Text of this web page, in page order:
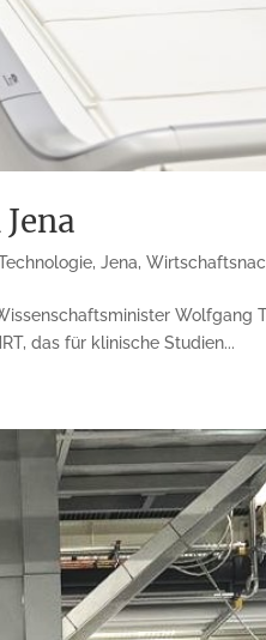
,Jena,
Wolfgang
das für klinische Studien...